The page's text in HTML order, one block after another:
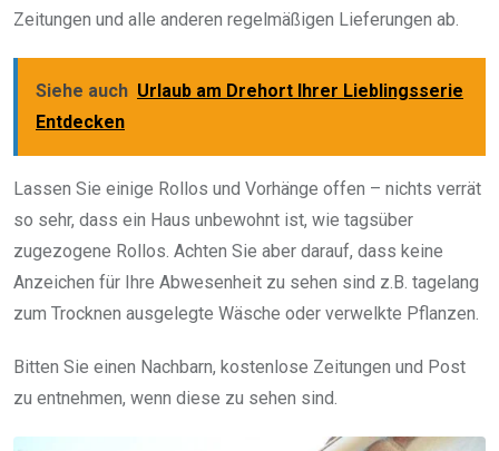
Zeitungen und alle anderen regelmäßigen Lieferungen ab.
Siehe auch Urlaub am Drehort Ihrer Lieblingsserie
Entdecken
Lassen Sie einige Rollos und Vorhänge offen – nichts verrät
so sehr, dass ein Haus unbewohnt ist, wie tagsüber
zugezogene Rollos. Achten Sie aber darauf, dass keine
Anzeichen für Ihre Abwesenheit zu sehen sind z.B. tagelang
zum Trocknen ausgelegte Wäsche oder verwelkte Pflanzen.
Bitten Sie einen Nachbarn, kostenlose Zeitungen und Post
zu entnehmen, wenn diese zu sehen sind.